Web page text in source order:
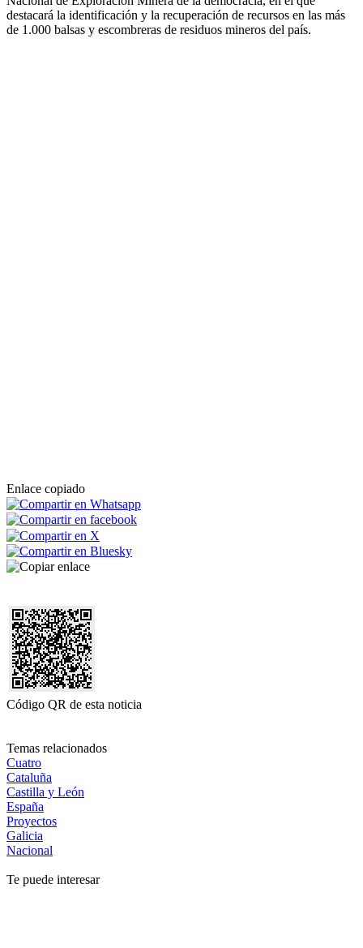
destacará la identificación y la recuperación de recursos en las más
de 1.000 balsas y escombreras de residuos mineros del país.
Enlace copiado
Código QR de esta noticia
Temas relacionados
Cuatro
Cataluña
Castilla y León
España
Proyectos
Galicia
Nacional
Te puede interesar